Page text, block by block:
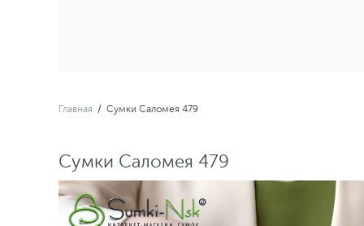
Главная / Сумки Саломея 479
Сумки Саломея 479